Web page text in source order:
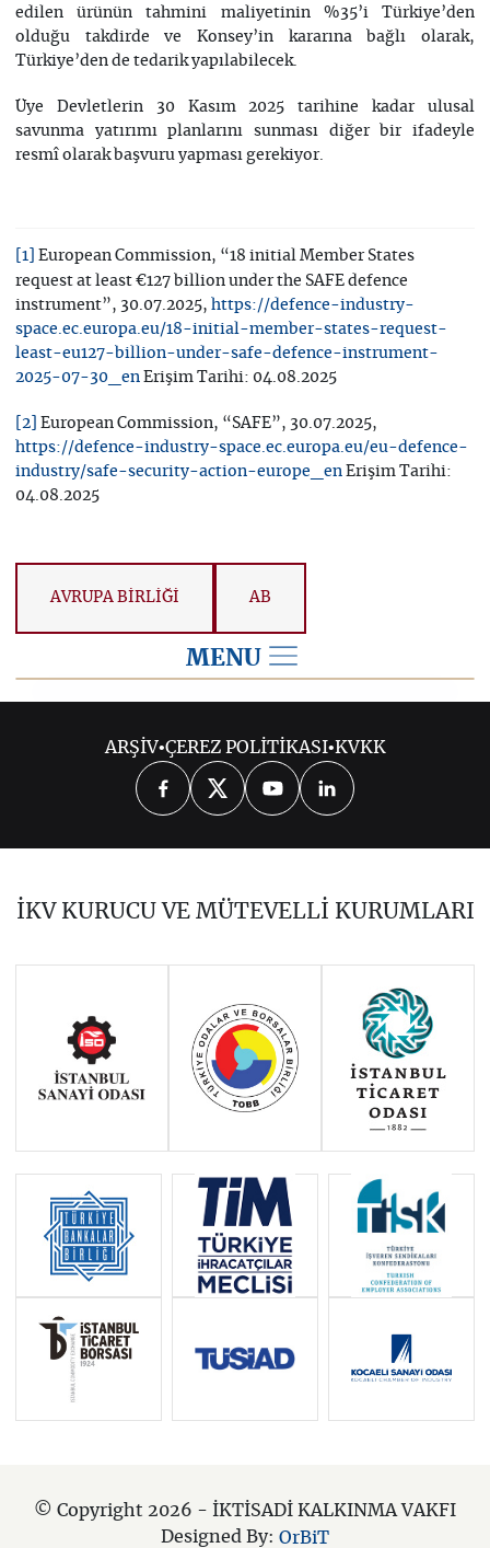
edilen ürünün tahmini maliyetinin %35’i Türkiye’den
olduğu takdirde ve Konsey’in kararına bağlı olarak,
Türkiye’den de tedarik yapılabilecek.
Üye Devletlerin 30 Kasım 2025 tarihine kadar ulusal
savunma yatırımı planlarını sunması diğer bir ifadeyle
resmî olarak başvuru yapması gerekiyor.
[1]
European Commission, “18 initial Member States
request at least €127 billion under the SAFE defence
instrument”, 30.07.2025, https://defence-industry-
space.ec.europa.eu/18-initial-member-states-request-
least-eu127-billion-under-safe-defence-instrument-
2025-07-30_en Erişim Tarihi: 04.08.2025
[2]
European Commission, “SAFE”, 30.07.2025,
https://defence-industry-space.ec.europa.eu/eu-defence-
industry/safe-security-action-europe_enErişim Tarihi:
04.08.2025
AVRUPA BİRLİĞİ AB
MENU
2026 2024 2023
2022 2021 2020
ARŞİV•ÇEREZ POLİTİKASI•KVKK
İKV KURUCU VE MÜTEVELLİ KURUMLARI
© Copyright 2026 - İKTİSADİ KALKINMA VAKFI
Designed By: OrBiT